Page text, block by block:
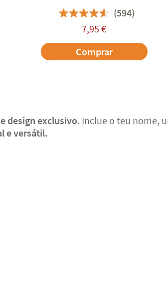
(594)
7,95 €
Comprar
design exclusivo. Inclue o teu nome,
e versátil.